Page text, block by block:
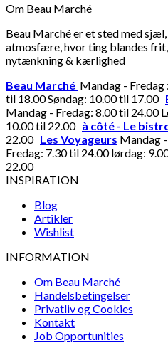
Om Beau Marché
Beau Marché er et sted med
atmosfære, hvor ting blandes
nytænkning & kærlighed
Beau Marché Mandag - Fredag
til 18.00 Søndag: 10.00 til 17.00
Mandag - Fredag: 8.00 til 24.00
10.00 til 22.00 à côté - Le
22.00 Les Voyageurs Mandag
Fredag: 7.30 til 24.00 lørdag:
22.00
INSPIRATION
Blog
Artikler
Wishlist
INFORMATION
Om Beau Marché
Handelsbetingelser
Privatliv og Cookies
Kontakt
Job Opportunities